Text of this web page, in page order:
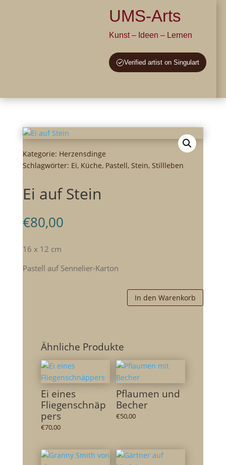
UMS-Arts
Kunst – Ideen – Lernen
Verified artist on Singulart
Kategorie: Herzensdinge
Schlagwörter: Ei, Küche, Pastell, Stein, Stillleben
Ei auf Stein
€80,00
16 x 12 cm
Pastell auf Sennelier-Karton
In den Warenkorb
Ähnliche Produkte
Ei eines
Fliegenschnäp
pers
€70,00
Pflaumen und
Becher
€50,00